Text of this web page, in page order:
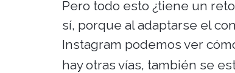
Pero todo esto ¿tiene un
sí, porque al adaptarse el
Instagram podemos ver
hay otras vías, también se